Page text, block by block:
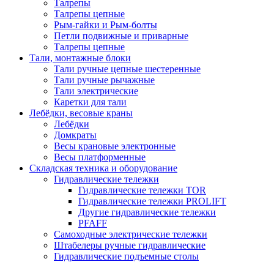
Талрепы
Талрепы цепные
Рым-гайки и Рым-болты
Петли подвижные и приварные
Талрепы цепные
Тали, монтажные блоки
Тали ручные цепные шестеренные
Тали ручные рычажные
Тали электрические
Каретки для тали
Лебёдки, весовые краны
Лебёдки
Домкраты
Весы крановые электронные
Весы платформенные
Складская техника и оборудование
Гидравлические тележки
Гидравлические тележки TOR
Гидравлические тележки PROLIFT
Другие гидравлические тележки
PFAFF
Самоходные электрические тележки
Штабелеры ручные гидравлические
Гидравлические подъемные столы